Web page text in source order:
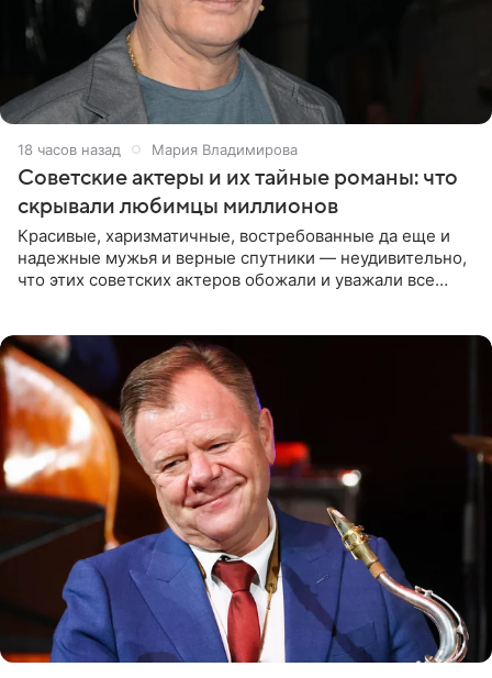
18 часов назад Мария Владимирова
Советские актеры и их тайные романы: что
скрывали любимцы миллионов
Красивые, харизматичные, востребованные да еще и
надежные мужья и верные спутники — неудивительно,
что этих советских актеров обожали и уважали все